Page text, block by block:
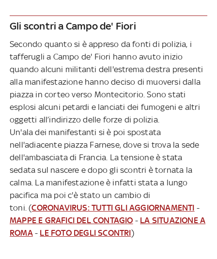
Gli scontri a Campo de' Fiori
Secondo quanto si è appreso da fonti di polizia, i
tafferugli a Campo de' Fiori hanno avuto inizio
quando alcuni militanti dell'estrema destra presenti
alla manifestazione hanno deciso di muoversi dalla
piazza in corteo verso Montecitorio. Sono stati
esplosi alcuni petardi e lanciati dei fumogeni e altri
oggetti all’indirizzo delle forze di polizia.
Un'ala dei manifestanti si è poi spostata
nell'adiacente piazza Farnese, dove si trova la sede
dell'ambasciata di Francia. La tensione è stata
sedata sul nascere e dopo gli scontri è tornata la
calma. La manifestazione è infatti stata a lungo
pacifica ma poi c'è stato un cambio di
toni. (CORONAVIRUS: TUTTI GLI AGGIORNAMENTI -
MAPPE E GRAFICI DEL CONTAGIO - LA SITUAZIONE A
ROMA- LE FOTO DEGLI SCONTRI)